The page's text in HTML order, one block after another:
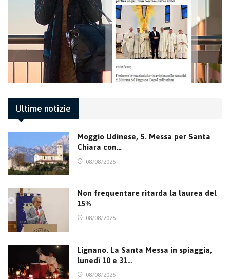
Ultime notizie
Moggio Udinese, S. Messa per Santa
Chiara con…
08/08/2026
Non frequentare ritarda la laurea del
15%
08/08/2026
Lignano. La Santa Messa in spiaggia,
lunedì 10 e 31…
08/08/2026